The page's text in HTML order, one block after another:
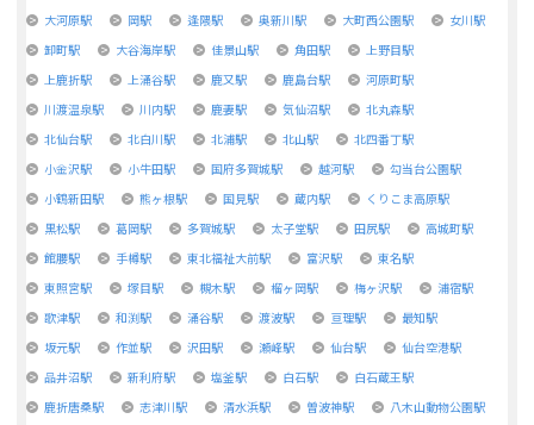
大河原駅
岡駅 逢隈駅 奥新川駅 大町西公園駅
女川駅
卸町駅
大谷海岸駅 佳景山駅 角田駅
上野目駅
上鹿折駅
上涌谷駅 鹿又駅 鹿島台駅
河原町駅
川渡温泉駅
川内駅 鹿妻駅 気仙沼駅
北丸森駅
北仙台駅
北白川駅 北浦駅 北山駅
北四番丁駅
小金沢駅
小牛田駅 国府多賀城駅 越河駅
勾当台公園駅
小鶴新田駅
熊ヶ根駅 国見駅 蔵内駅
くりこま高原駅
黒松駅
葛岡駅 多賀城駅 太子堂駅 田尻駅
高城町駅
館腰駅
手樽駅 東北福祉大前駅 富沢駅
東名駅
東照宮駅
塚目駅 槻木駅 榴ヶ岡駅 梅ヶ沢駅
浦宿駅
歌津駅
和渕駅 涌谷駅 渡波駅 亘理駅
最知駅
坂元駅
作並駅 沢田駅 瀬峰駅 仙台駅
仙台空港駅
品井沼駅
新利府駅 塩釜駅 白石駅
白石蔵王駅
鹿折唐桑駅
志津川駅 清水浜駅 曽波神駅
八木山動物公園駅